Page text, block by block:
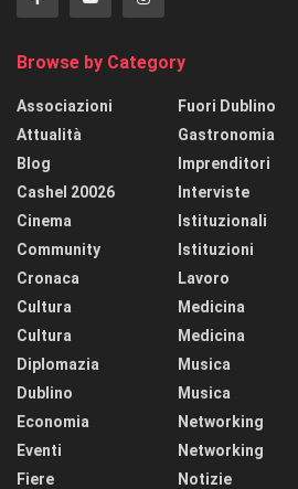
Browse by Category
Associazioni
Attualità
Blog
Cashel 20026
Cinema
Community
Cronaca
Cultura
Cultura
Diplomazia
Dublino
Economia
Eventi
Fiere
Fuori Dublino
Gastronomia
Imprenditori
Interviste
Istituzionali
Istituzioni
Lavoro
Medicina
Medicina
Musica
Musica
Networking
Networking
Notizie